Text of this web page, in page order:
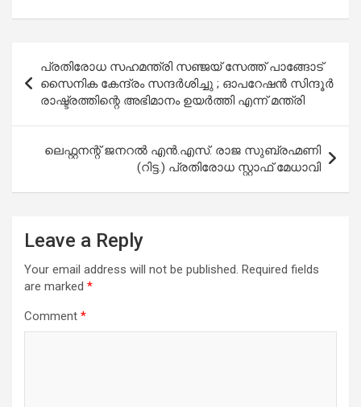
ce
b
o
o
k
at
A
p
p
tt
er
ail ar
e
navigation
പ്രതിരോധ സഹമന്ത്രി സഞ്ജയ് സേത്ത് പാങ്ങോട്
സൈനിക കേന്ദ്രം സന്ദർശിച്ചു ; ഓപറേഷൻ സിന്ദൂർ
രാഷ്ട്രത്തിന്റെ അഭിമാനം ഉയർത്തി എന്ന് മന്ത്രി
ലെഫ്റ്റനന്റ് ജനറൽ എൻ.എസ്. രാജ സുബ്രഹ്മണി
(റിട്ട.) പ്രതിരോധ സ്റ്റാഫ് മേധാവി
Leave a Reply
Your email address will not be published. Required fields
are marked *
Comment *